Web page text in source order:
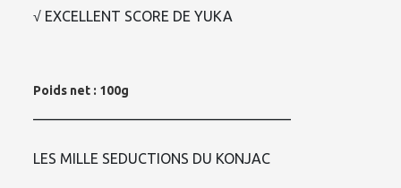
√ EXCELLENT SCORE DE YUKA
Poids net : 100g
——————————————————
LES MILLE SEDUCTIONS DU KONJAC